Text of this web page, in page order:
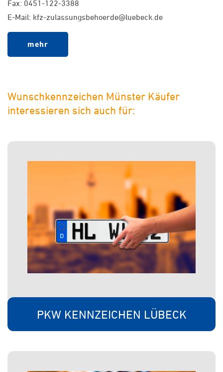
Fax: 0451-122-3388
E-Mail: kfz-zulassungsbehoerde@luebeck.de
mehr
Wunschkennzeichen Münster Käufer
interessieren sich auch für:
PKW KENNZEICHEN LÜBECK